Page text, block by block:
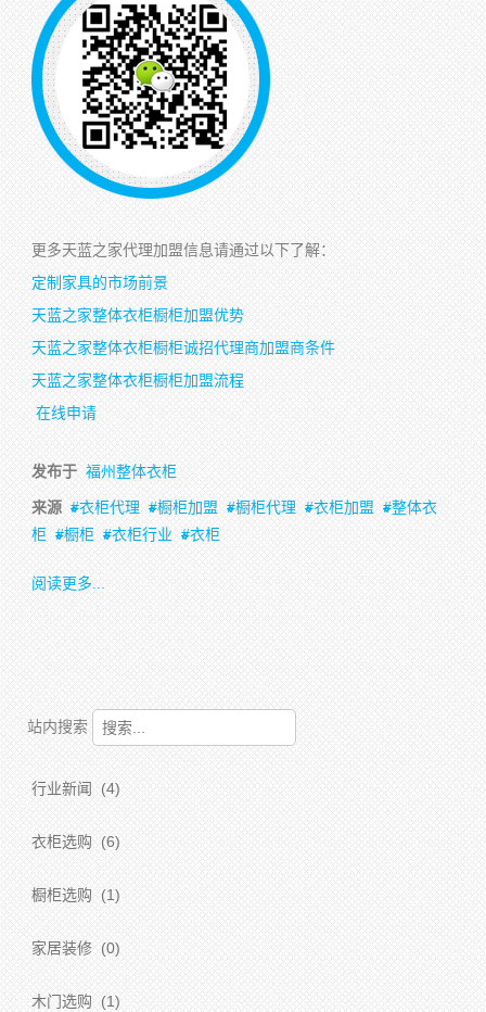
更多天蓝之家代理加盟信息请通过以下了解：
定制家具的市场前景
天蓝之家整体衣柜橱柜加盟优势
天蓝之家整体衣柜橱柜诚招代理商加盟商条件
天蓝之家整体衣柜橱柜加盟流程
在线申请
发布于 福州整体衣柜
来源 衣柜代理 橱柜加盟 橱柜代理 衣柜加盟
整体衣
柜
橱柜 衣柜行业 衣柜
阅读更多...
站内搜索
行业新闻 (4)
衣柜选购 (6)
橱柜选购 (1)
家居装修 (0)
木门选购 (1)